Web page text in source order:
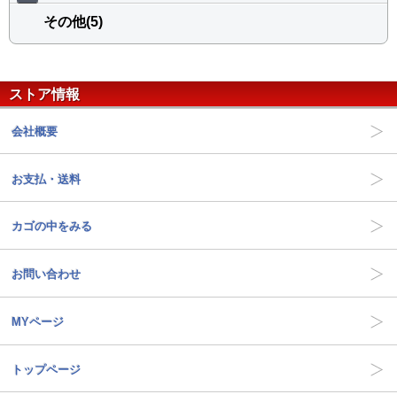
その他(5)
ストア情報
会社概要
お支払・送料
カゴの中をみる
お問い合わせ
MYページ
トップページ